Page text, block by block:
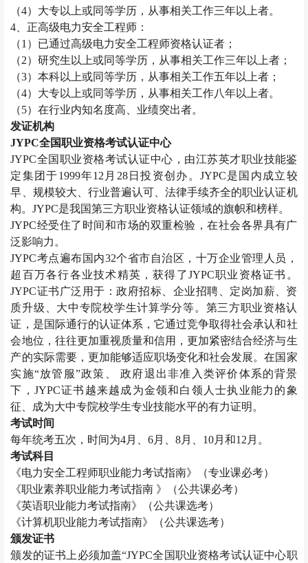
（4）大专以上或同等学历，从事相关工作三年以上者。
4 、正高级电力安全工程师：
（1 ）已通过高级电力安全工程师资格认证者；
（2）研究生以上或同等学历，从事相关工作三年以上者；
（3）本科以上或同等学历，从事相关工作五年以上者；
（4）大专以上或同等学历，从事相关工作八年以上者。
（5）在行业内知名度高、业绩突出者。
发证机构
JYPC全国职业资格考试认证中心
JYPC全国职业资格考试认证中心，由江苏英才职业技能鉴
定集团于1999年12 月 28日投资创办。 JYPC是国内成立较
早、规模较大、行业普遍认可、法律手续齐全的职业认证机
构。JYPC是我国第三方职业资格认证领域的旗帜和榜样。
JYPC经受住了时间和市场的双重检验，在社会各界具有广
泛影响力。
JYPC考点遍布国内32个省市自治区，十万企业管理人员，
超百万各行各业技术精英，获得了JYPC职业资格证书。
JYPC证书广泛用于：政府招标、企业招聘、定岗加薪、资
质升级、大中专院校学生计算学分等。第三方职业资格认
证，是国际通行的认证体系，它通过竞争取得社会承认和社
会地位，往往更加重视质量和信用，更加紧密结合经济与生
产的实际需要，更加能够适应职场变化和社会发展。在国家
实施“放管服”政策、 政府退出非准入类评价体系的背景
下， JYPC证书越来越成为金领和白领人士执业能力的象
征、成为大中专院校学生专业技能水平的有力证明。
考试时间
每年统考五次，时间为4月、6月、8月、 10月和12 月。
考试科目
《电力安全工程师职业能力考试指南》（专业课必考）
《职业素养职业能力考试指南 》（公共课必考）
《英语职业能力考试指南》（公共课选考）
《计算机职业能力考试指南》（公共课选考）
颁发证书
颁发的证书上必须加盖“JYPC全国职业资格考试认证中心职